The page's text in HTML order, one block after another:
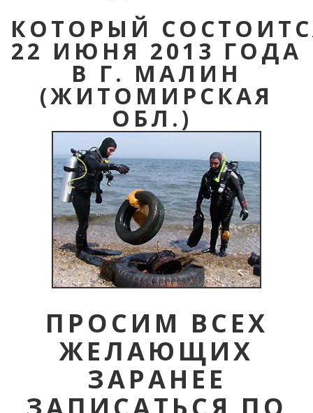
КОТОРЫЙ
22 ИЮНЯ 2013 ГОДА
В Г. МАЛИН
(ЖИТОМИРСКАЯ
ОБЛ.)
ПРОСИМ ВСЕХ
ЖЕЛАЮЩИХ
ЗАРАНЕЕ